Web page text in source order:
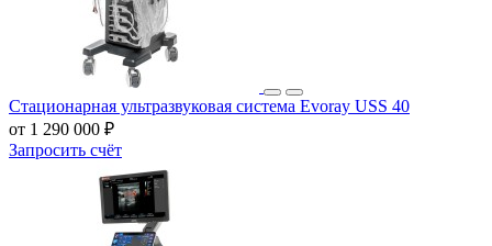
Стационарная ультразвуковая система Evoray USS 40
от 1 290 000 ₽
Запросить счёт